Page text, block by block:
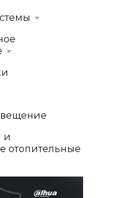
и
отопительные